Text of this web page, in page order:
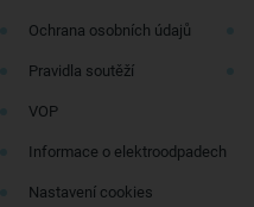
Ochrana osobních údajů
Pravidla soutěží
VOP
Informace o elektroodpadech
Nastavení cookies